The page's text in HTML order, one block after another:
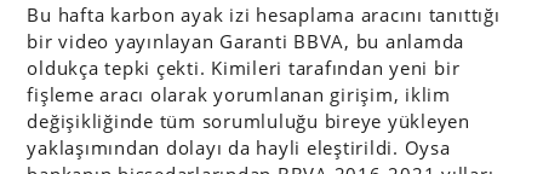
Bu hafta karbon ayak izi hesaplama aracını tanıttığı
bir video yayınlayan Garanti BBVA, bu anlamda
oldukça tepki çekti. Kimileri tarafından yeni bir
fişleme aracı olarak yorumlanan girişim, iklim
değişikliğinde tüm sorumluluğu bireye yükleyen
yaklaşımından dolayı da hayli eleştirildi. Oysa